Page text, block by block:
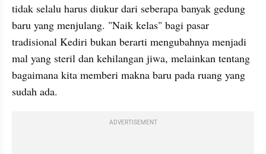
tidak selalu harus diukur dari seberapa banyak gedung
baru yang menjulang. "Naik kelas" bagi pasar
tradisional Kediri bukan berarti mengubahnya menjadi
mal yang steril dan kehilangan jiwa, melainkan tentang
bagaimana kita memberi makna baru pada ruang yang
sudah ada.
ADVERTISEMENT